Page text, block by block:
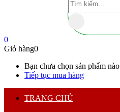
0
Giỏ hàng0
Bạn chưa chọn sản phẩm nào
Tiếp tục mua hàng
TRANG CHỦ